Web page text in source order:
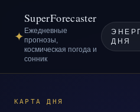
✦
SuperForecaster
Ежедневные
прогнозы,
космическая погода и
сонник
ДНЯ
КАРТА ДНЯ